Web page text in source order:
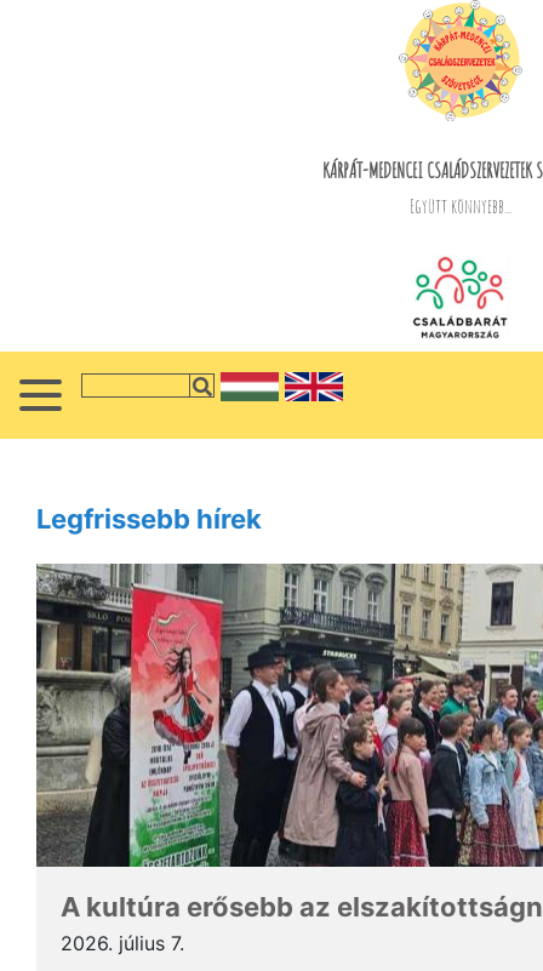
KÁRPÁT-MEDENCEI CSALÁDSZERVEZETEK
Együtt könnyebb...
Legfrissebb hírek
A kultúra erősebb az
2026. július 7.